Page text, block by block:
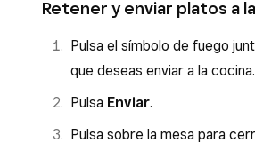
Retener y enviar platos a
Pulsa el símbolo de fuego
que deseas enviar a la cocina.
Pulsa Enviar.
Pulsa sobre la mesa para